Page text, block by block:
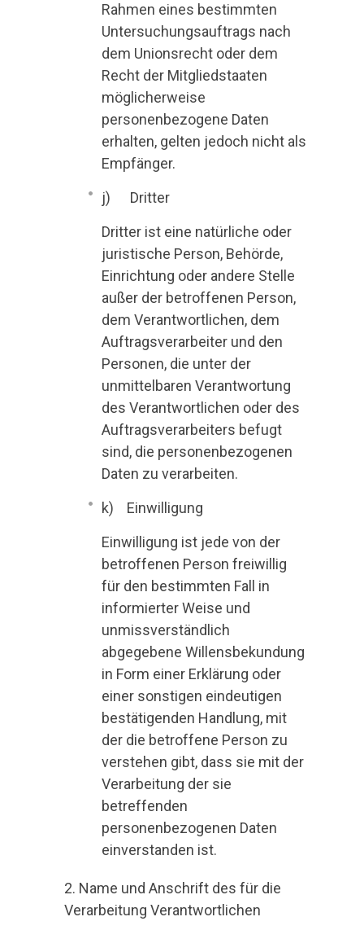
Rahmen eines bestimmten
Untersuchungsauftrags nach
dem Unionsrecht oder dem
Recht der Mitgliedstaaten
möglicherweise
personenbezogene Daten
erhalten, gelten jedoch nicht als
Empfänger.
j) Dritter
Dritter ist eine natürliche oder
juristische Person, Behörde,
Einrichtung oder andere Stelle
außer der betroffenen Person,
dem Verantwortlichen, dem
Auftragsverarbeiter und den
Personen, die unter der
unmittelbaren Verantwortung
des Verantwortlichen oder des
Auftragsverarbeiters befugt
sind, die personenbezogenen
Daten zu verarbeiten.
k) Einwilligung
Einwilligung ist jede von der
betroffenen Person freiwillig
für den bestimmten Fall in
informierter Weise und
unmissverständlich
abgegebene Willensbekundung
in Form einer Erklärung oder
einer sonstigen eindeutigen
bestätigenden Handlung, mit
der die betroffene Person zu
verstehen gibt, dass sie mit der
Verarbeitung der sie
betreffenden
personenbezogenen Daten
einverstanden ist.
2. Name und Anschrift des für die
Verarbeitung Verantwortlichen